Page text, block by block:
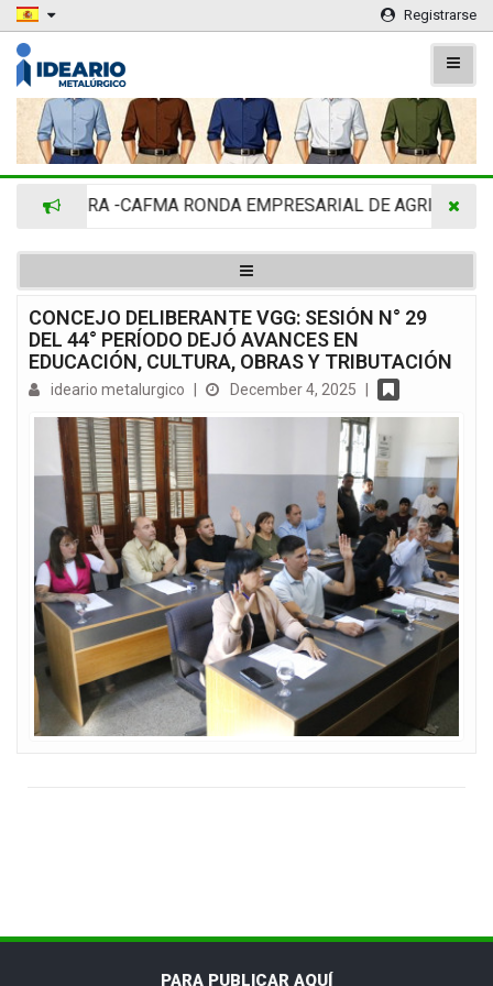
Registrarse
ADIMRA -CAFMA RONDA EMPRESARIAL DE AGRINOVA EN
CONCEJO DELIBERANTE VGG: SESIÓN N° 29
DEL 44° PERÍODO DEJÓ AVANCES EN
EDUCACIÓN, CULTURA, OBRAS Y TRIBUTACIÓN
ideario metalurgico December 4, 2025
PARA PUBLICAR AQUÍ